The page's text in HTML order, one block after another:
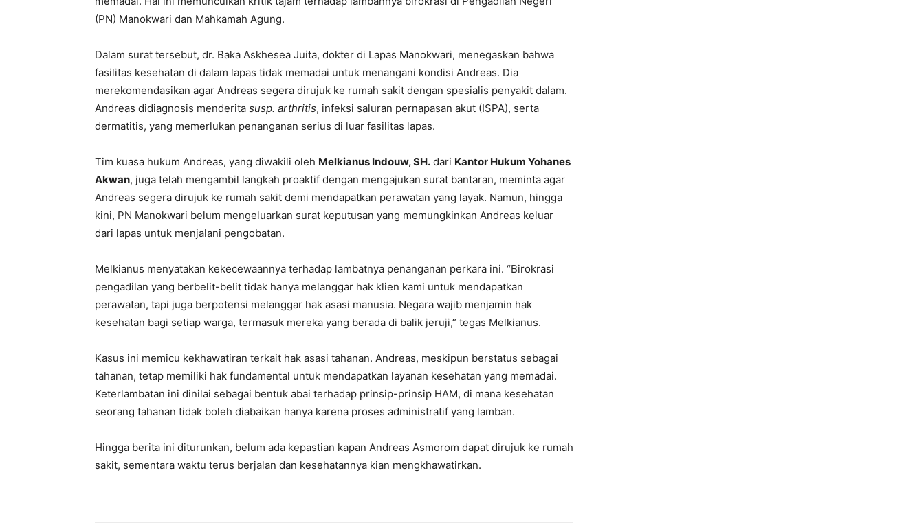
(PN) Manokwari dan Mahkamah Agung.
Dalam surat tersebut, dr. Baka Askhesea Juita, dokter di Lapas Manokwari, menegaskan bahwa
fasilitas kesehatan di dalam lapas tidak memadai untuk menangani kondisi Andreas. Dia
merekomendasikan agar Andreas segera dirujuk ke rumah sakit dengan spesialis penyakit dalam.
Andreas didiagnosis menderita susp. arthritis, infeksi saluran pernapasan akut (ISPA), serta
dermatitis, yang memerlukan penanganan serius di luar fasilitas lapas.
Tim kuasa hukum Andreas, yang diwakili oleh Melkianus Indouw, SH. dari Kantor Hukum Yohanes
Akwan, juga telah mengambil langkah proaktif dengan mengajukan surat bantaran, meminta agar
Andreas segera dirujuk ke rumah sakit demi mendapatkan perawatan yang layak. Namun, hingga
kini, PN Manokwari belum mengeluarkan surat keputusan yang memungkinkan Andreas keluar
dari lapas untuk menjalani pengobatan.
Melkianus menyatakan kekecewaannya terhadap lambatnya penanganan perkara ini. “Birokrasi
pengadilan yang berbelit-belit tidak hanya melanggar hak klien kami untuk mendapatkan
perawatan, tapi juga berpotensi melanggar hak asasi manusia. Negara wajib menjamin hak
kesehatan bagi setiap warga, termasuk mereka yang berada di balik jeruji,” tegas Melkianus.
Kasus ini memicu kekhawatiran terkait hak asasi tahanan. Andreas, meskipun berstatus sebagai
tahanan, tetap memiliki hak fundamental untuk mendapatkan layanan kesehatan yang memadai.
Keterlambatan ini dinilai sebagai bentuk abai terhadap prinsip-prinsip HAM, di mana kesehatan
seorang tahanan tidak boleh diabaikan hanya karena proses administratif yang lamban.
Hingga berita ini diturunkan, belum ada kepastian kapan Andreas Asmorom dapat dirujuk ke rumah
sakit, sementara waktu terus berjalan dan kesehatannya kian mengkhawatirkan.